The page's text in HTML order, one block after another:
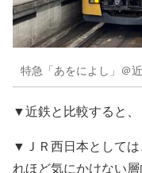
特急「あをによし」＠
▼近鉄と比較すると、
▼ＪＲ西日本として
れほど気にかけない